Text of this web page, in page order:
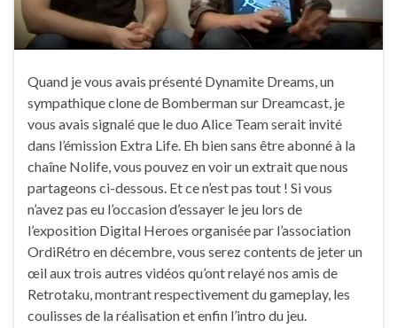
Quand je vous avais présenté Dynamite Dreams, un
sympathique clone de Bomberman sur Dreamcast, je
vous avais signalé que le duo Alice Team serait invité
dans l’émission Extra Life. Eh bien sans être abonné à la
chaîne Nolife, vous pouvez en voir un extrait que nous
partageons ci-dessous. Et ce n’est pas tout ! Si vous
n’avez pas eu l’occasion d’essayer le jeu lors de
l’exposition Digital Heroes organisée par l’association
OrdiRétro en décembre, vous serez contents de jeter un
œil aux trois autres vidéos qu’ont relayé nos amis de
Retrotaku, montrant respectivement du gameplay, les
coulisses de la réalisation et enfin l’intro du jeu.